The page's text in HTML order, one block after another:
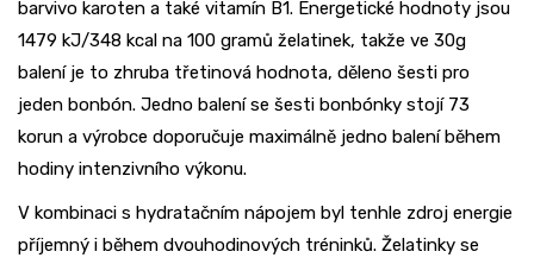
barvivo karoten a také vitamín B1. Energetické hodnoty jsou
1479 kJ/348 kcal na 100 gramů želatinek, takže ve 30g
balení je to zhruba třetinová hodnota, děleno šesti pro
jeden bonbón. Jedno balení se šesti bonbónky stojí 73
korun a výrobce doporučuje maximálně jedno balení během
hodiny intenzivního výkonu.
V kombinaci s hydratačním nápojem byl tenhle zdroj energie
příjemný i během dvouhodinových tréninků. Želatinky se